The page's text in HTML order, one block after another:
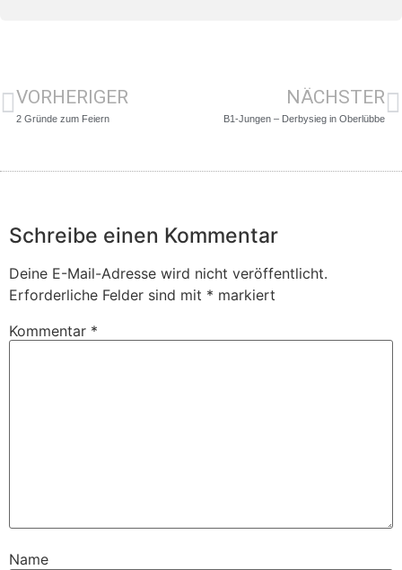
VORHERIGER
2 Gründe zum Feiern
NÄCHSTER
B1-Jungen – Derbysieg in Oberlübbe
Schreibe einen Kommentar
Deine E-Mail-Adresse wird nicht veröffentlicht.
Erforderliche Felder sind mit * markiert
Kommentar *
Name